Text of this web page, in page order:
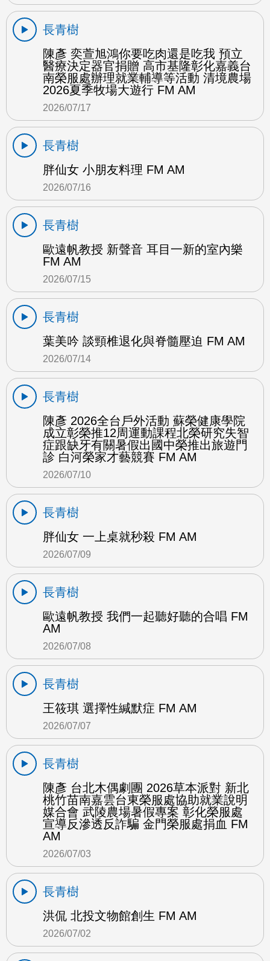
長青樹
陳彥 奕萱旭鴻你要吃肉還是吃我 預立
醫療決定器官捐贈 高市基隆彰化嘉義台
南榮服處辦理就業輔導等活動 清境農場
2026夏季牧場大遊行 FM AM
2026/07/17
長青樹
胖仙女 小朋友料理 FM AM
2026/07/16
長青樹
歐遠帆教授 新聲音 耳目一新的室內樂
FM AM
2026/07/15
長青樹
葉美吟 談頸椎退化與脊髓壓迫 FM AM
2026/07/14
長青樹
陳彥 2026全台戶外活動 蘇榮健康學院
成立彰榮推12周運動課程北榮研究失智
症跟缺牙有關暑假出國中榮推出旅遊門
診 白河榮家才藝競賽 FM AM
2026/07/10
長青樹
胖仙女 一上桌就秒殺 FM AM
2026/07/09
長青樹
歐遠帆教授 我們一起聽好聽的合唱 FM
AM
2026/07/08
長青樹
王筱琪 選擇性緘默症 FM AM
2026/07/07
長青樹
陳彥 台北木偶劇團 2026草本派對 新北
桃竹苗南嘉雲台東榮服處協助就業說明
媒合會 武陵農場暑假專案 彰化榮服處
宣導反滲透反詐騙 金門榮服處捐血 FM
AM
2026/07/03
長青樹
洪侃 北投文物館創生 FM AM
2026/07/02